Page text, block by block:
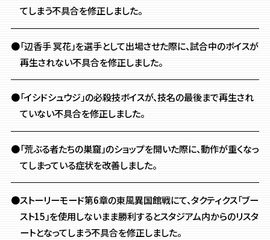
てしまう不具合を修正しました。
●「辺香手 冥花」を選手として出場させた際に、試合中のボイスが
再生されない不具合を修正しました。
●「イシドシュウジ」の必殺技ボイスが、技名の最後まで再生され
ていない不具合を修正しました。
●「荒ぶる者たちの巣窟」のショップを開いた際に、動作が重くなっ
てしまっている症状を改善しました。
●ストーリーモード第6章の東風異国館戦にて、タクティクス「ブー
スト15」を使用しないまま勝利するとスタジアム内からのリスタ
ートとなってしまう不具合を修正しました。